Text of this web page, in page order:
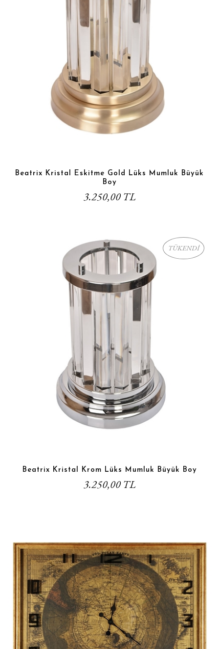
Beatrix Kristal Eskitme Gold Lüks Mumluk Büyük
Boy
3.250,00 TL
TÜKENDİ
Beatrix Kristal Krom Lüks Mumluk Büyük Boy
3.250,00 TL